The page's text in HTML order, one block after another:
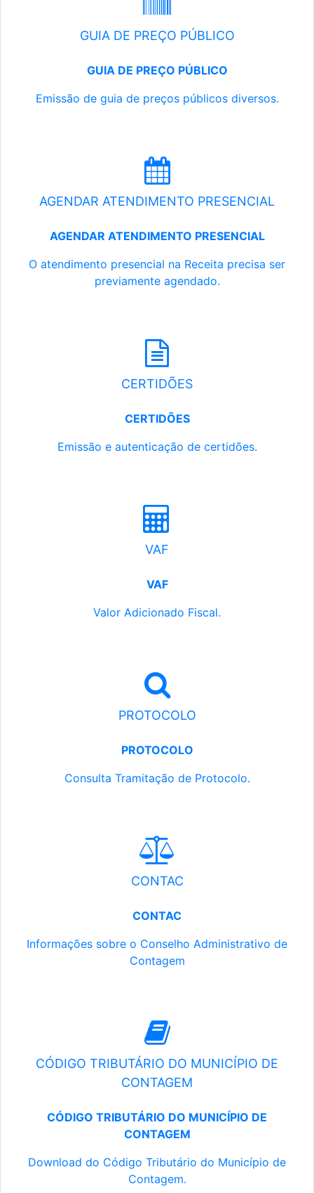
GUIA DE PREÇO PÚBLICO
GUIA DE PREÇO PÚBLICO
Emissão de guia de preços públicos diversos.
AGENDAR ATENDIMENTO PRESENCIAL
AGENDAR ATENDIMENTO PRESENCIAL
O atendimento presencial na Receita precisa ser
previamente agendado.
CERTIDÕES
CERTIDÕES
Emissão e autenticação de certidões.
VAF
VAF
Valor Adicionado Fiscal.
PROTOCOLO
PROTOCOLO
Consulta Tramitação de Protocolo.
CONTAC
CONTAC
Informações sobre o Conselho Administrativo de
Contagem
CÓDIGO TRIBUTÁRIO DO MUNICÍPIO DE
CONTAGEM
CÓDIGO TRIBUTÁRIO DO MUNICÍPIO DE
CONTAGEM
Download do Código Tributário do Município de
Contagem.